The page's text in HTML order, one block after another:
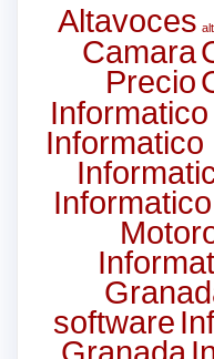
Altavoces
Camara
Precio
software
Granada